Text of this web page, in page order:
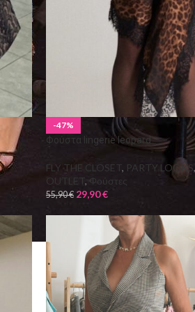
-47%
Φούστα lingerie leopard
FLY THE CLOSET, PARTY LOOKS,
OUTLET, Φούστες
55,90€ 29,90€